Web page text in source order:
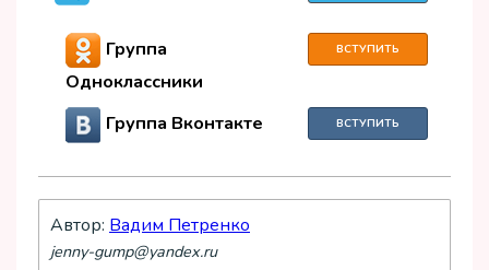
Группа
Одноклассники
ВСТУПИТЬ
Группа Вконтакте ВСТУПИТЬ
Автор: Вадим Петренко
jenny-gump@yandex.ru